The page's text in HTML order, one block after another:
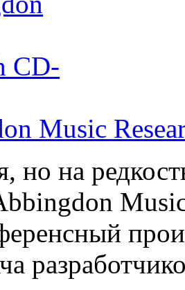
Music
но на